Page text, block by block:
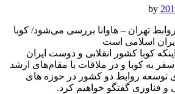
تهران – هاوانا بررسی می‌شود/ کوبا
اسلامی است
کوبا کشور انقلابی و دوست ایران
به کوبا و در ملاقات با مقام‌های ارشد
توسعه روابط دو کشور در حوزه های
فناوری گفتگو خواهیم کرد.